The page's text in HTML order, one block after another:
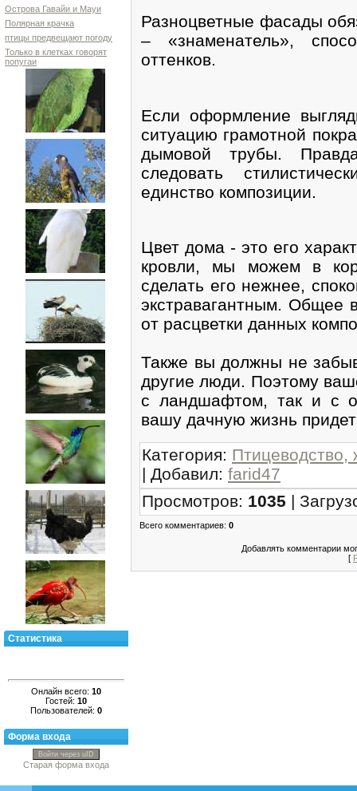
Острова Гавайи и Мауи
Полярная крачка
птицы предвещают погоду
Только в клетках говорят
попугаи
Статистика
Онлайн всего: 10
Гостей: 10
Пользователей: 0
Форма входа
Войти через uID
Старая форма входа
Разноцветные фасады
– «знаменатель»,
оттенков.
Если оформление
ситуацию грамотной
дымовой трубы.
следовать
единство композиции.
Цвет дома - это его
кровли, мы можем в
сделать его нежнее,
экстравагантным. Общее
от расцветки данных
Также вы должны не
другие люди. Поэтому
с ландшафтом, так и с
вашу дачную жизнь
Категория: Птицеводство,
| Добавил: farid47
Просмотров: 1035 |
Всего комментариев: 0
Добавлять комментарии
[